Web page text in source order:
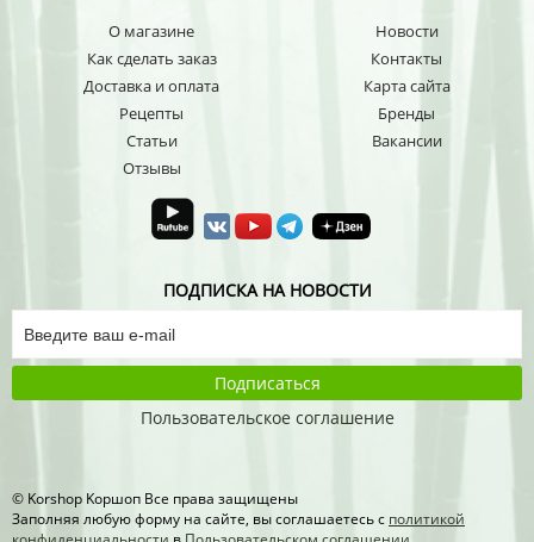
О магазине
Как сделать заказ
Доставка и оплата
Рецепты
Статьи
Отзывы
Новости
Контакты
Карта сайта
Бренды
Вакансии
ПОДПИСКА НА НОВОСТИ
Подписаться
Пользовательское соглашение
© Korshop Koршоп Все права защищены
Заполняя любую форму на сайте, вы соглашаетесь с политикой